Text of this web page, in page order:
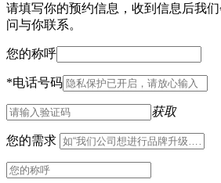
请填写你的预约信息，收到信息后我
问与你联系。
您的称呼
*电话号码
获取
您的需求